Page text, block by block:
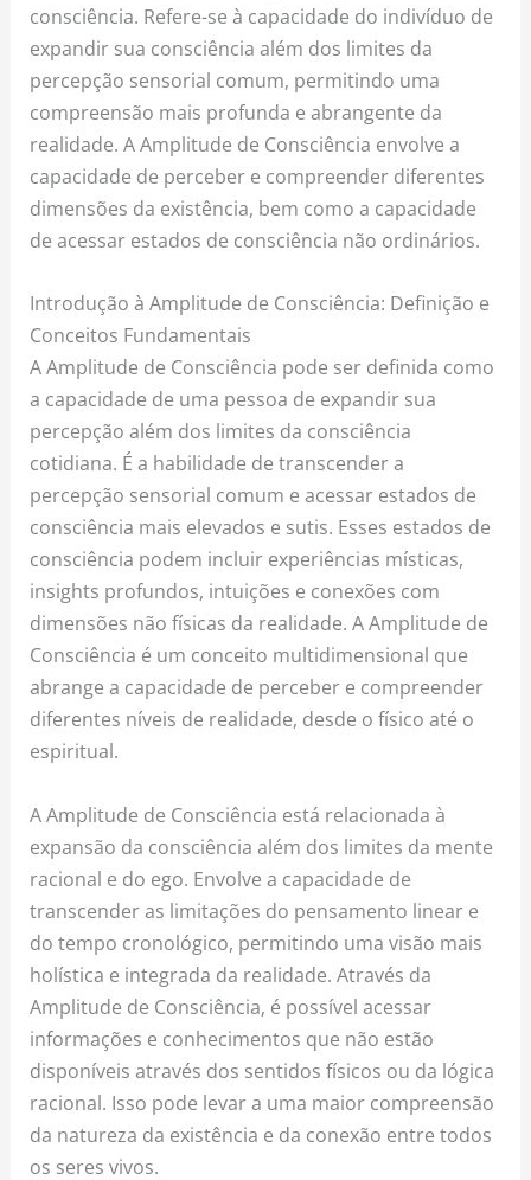
consciência. Refere-se à capacidade do indivíduo de
expandir sua consciência além dos limites da
percepção sensorial comum, permitindo uma
compreensão mais profunda e abrangente da
realidade. A Amplitude de Consciência envolve a
capacidade de perceber e compreender diferentes
dimensões da existência, bem como a capacidade
de acessar estados de consciência não ordinários.
Introdução à Amplitude de Consciência: Definição e
Conceitos Fundamentais
A Amplitude de Consciência pode ser definida como
a capacidade de uma pessoa de expandir sua
percepção além dos limites da consciência
cotidiana. É a habilidade de transcender a
percepção sensorial comum e acessar estados de
consciência mais elevados e sutis. Esses estados de
consciência podem incluir experiências místicas,
insights profundos, intuições e conexões com
dimensões não físicas da realidade. A Amplitude de
Consciência é um conceito multidimensional que
abrange a capacidade de perceber e compreender
diferentes níveis de realidade, desde o físico até o
espiritual.
A Amplitude de Consciência está relacionada à
expansão da consciência além dos limites da mente
racional e do ego. Envolve a capacidade de
transcender as limitações do pensamento linear e
do tempo cronológico, permitindo uma visão mais
holística e integrada da realidade. Através da
Amplitude de Consciência, é possível acessar
informações e conhecimentos que não estão
disponíveis através dos sentidos físicos ou da lógica
racional. Isso pode levar a uma maior compreensão
da natureza da existência e da conexão entre todos
os seres vivos.